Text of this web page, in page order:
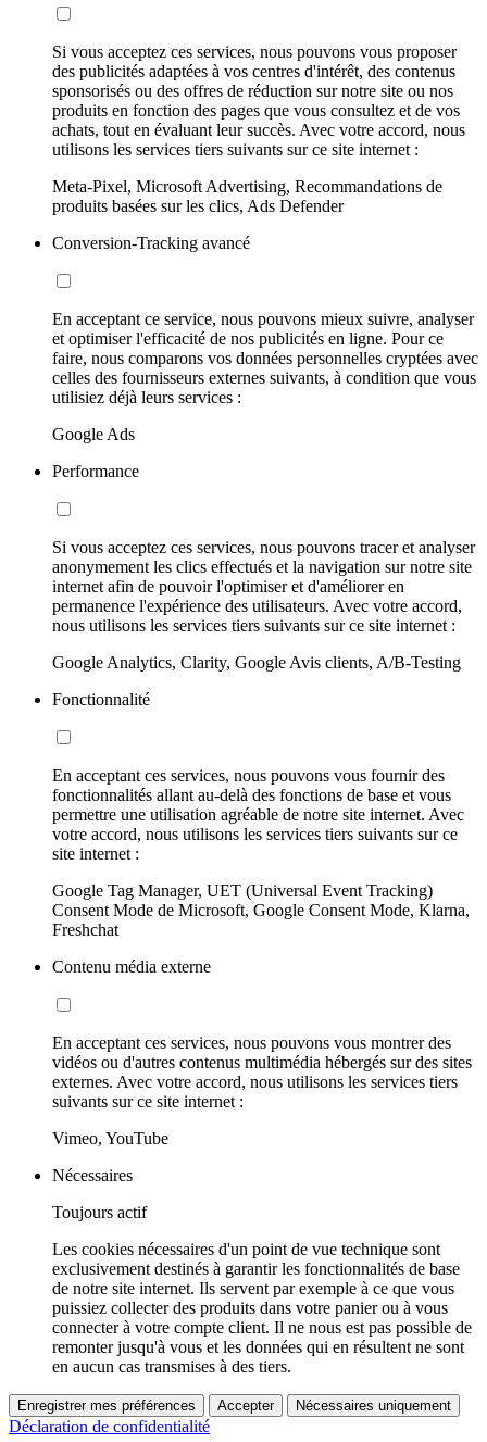
Si vous acceptez ces services, nous pouvons vous proposer
des publicités adaptées à vos centres d'intérêt, des contenus
sponsorisés ou des offres de réduction sur notre site ou nos
produits en fonction des pages que vous consultez et de vos
achats, tout en évaluant leur succès. Avec votre accord, nous
utilisons les services tiers suivants sur ce site internet :
Meta-Pixel, Microsoft Advertising, Recommandations de
produits basées sur les clics, Ads Defender
Conversion-Tracking avancé
En acceptant ce service, nous pouvons mieux suivre, analyser
et optimiser l'efficacité de nos publicités en ligne. Pour ce
faire, nous comparons vos données personnelles cryptées avec
celles des fournisseurs externes suivants, à condition que vous
utilisiez déjà leurs services :
Google Ads
Performance
Si vous acceptez ces services, nous pouvons tracer et analyser
anonymement les clics effectués et la navigation sur notre site
internet afin de pouvoir l'optimiser et d'améliorer en
permanence l'expérience des utilisateurs. Avec votre accord,
nous utilisons les services tiers suivants sur ce site internet :
Google Analytics, Clarity, Google Avis clients, A/B-Testing
Fonctionnalité
En acceptant ces services, nous pouvons vous fournir des
fonctionnalités allant au-delà des fonctions de base et vous
permettre une utilisation agréable de notre site internet. Avec
votre accord, nous utilisons les services tiers suivants sur ce
site internet :
Google Tag Manager, UET (Universal Event Tracking)
Consent Mode de Microsoft, Google Consent Mode, Klarna,
Freshchat
Contenu média externe
En acceptant ces services, nous pouvons vous montrer des
vidéos ou d'autres contenus multimédia hébergés sur des sites
externes. Avec votre accord, nous utilisons les services tiers
suivants sur ce site internet :
Vimeo, YouTube
Nécessaires
Toujours actif
Les cookies nécessaires d'un point de vue technique sont
exclusivement destinés à garantir les fonctionnalités de base
de notre site internet. Ils servent par exemple à ce que vous
puissiez collecter des produits dans votre panier ou à vous
connecter à votre compte client. Il ne nous est pas possible de
remonter jusqu'à vous et les données qui en résultent ne sont
en aucun cas transmises à des tiers.
Enregistrer mes préférences Accepter Nécessaires uniquement
Déclaration de confidentialité